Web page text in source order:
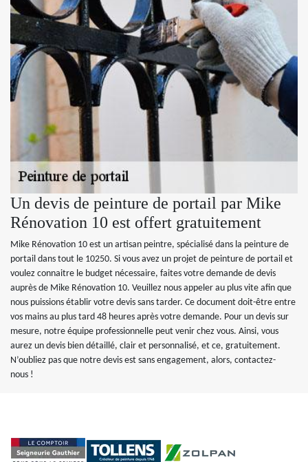
Un devis de peinture de portail par Mike
Rénovation 10 est offert gratuitement
Mike Rénovation 10 est un artisan peintre, spécialisé dans la peinture de
portail dans tout le 10250. Si vous avez un projet de peinture de portail et
voulez connaitre le budget nécessaire, faites votre demande de devis
auprès de Mike Rénovation 10. Veuillez nous appeler au plus vite afin que
nous puissions établir votre devis sans tarder. Ce document doit-être entre
vos mains au plus tard 48 heures après votre demande. Pour un devis sur
mesure, notre équipe professionnelle peut venir chez vous. Ainsi, vous
aurez un devis bien détaillé, clair et personnalisé, et ce, gratuitement.
N’oubliez pas que notre devis est sans engagement, alors, contactez-
nous !